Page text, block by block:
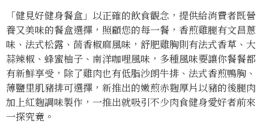
「健見好健身餐盒」以正確的飲食觀念，提供給消費者既營
養又美味的餐盒選擇，照顧您的每一餐，香煎雞腿有文昌蔥
味、法式松露、茴香椒麻風味，舒肥雞胸則有法式香草、大
蒜辣椒、蜂蜜柚子、南洋咖哩風味，多種風味要讓你餐餐都
有新鮮享受，除了雞肉也有低脂沙朗牛排、法式香煎鴨胸、
薄鹽里肌豬排可選擇，新推出的嫩煎赤麴厚片以豬的後腿肉
加上紅麴調味製作，一推出就吸引不少肉食健身愛好者前來
一探究竟。